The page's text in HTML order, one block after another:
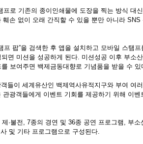
로 기존의 종이인쇄물에 도장을 찍는 방식 대
손 없이 오래 간직할 수 있을 뿐만 아니라
프 팝”을 검색한 후 앱을 설치하고 모바일 스탬
면 미션을 성공하게 된다. 미션성공 이후 부소
보여주면 백제금동대향로 기념품을 받을 수 있
들이 세계유산인 백제역사유적지구와 부여 여
광객들에게 이벤트 기회를 제공하기 위해 이
·불전, 7종의 경연 및 36종 공연 프로그램, 부
및 기타 프로그램으로 구성된다.